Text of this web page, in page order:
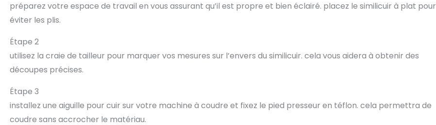
préparez votre espace de travail en vous assurant qu’il est propre et bien éclairé. placez le similicuir à plat pour
éviter les plis.
Étape 2
utilisez la craie de tailleur pour marquer vos mesures sur l’envers du similicuir. cela vous aidera à obtenir des
découpes précises.
Étape 3
installez une aiguille pour cuir sur votre machine à coudre et fixez le pied presseur en téflon. cela permettra de
coudre sans accrocher le matériau.